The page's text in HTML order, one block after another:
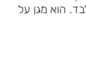
הוא מגן על